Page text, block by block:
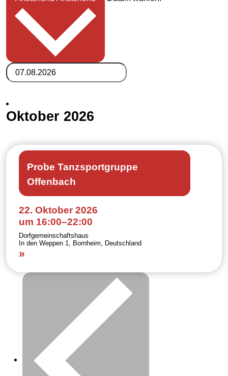
Oktober 2026
Probe Tanzsportgruppe
Offenbach
22. Oktober 2026
um 16:00–22:00
Dorfgemeinschaftshaus
In den Weppen 1, Bornheim, Deutschland